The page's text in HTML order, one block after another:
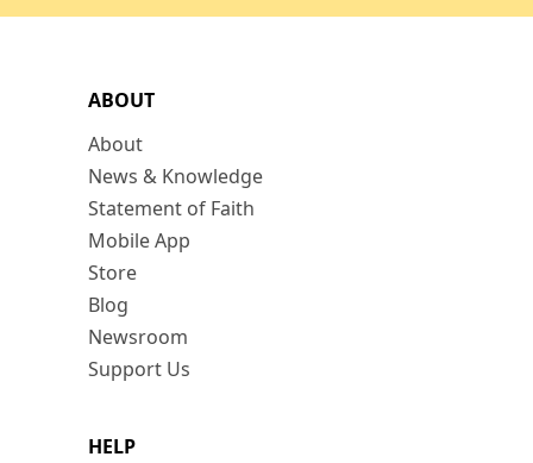
ABOUT
About
News & Knowledge
Statement of Faith
Mobile App
Store
Blog
Newsroom
Support Us
HELP